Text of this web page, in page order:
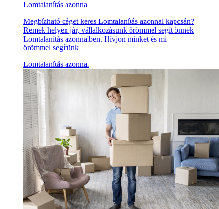
Lomtalanítás azonnal
Megbízható céget keres Lomtalanítás azonnal kapcsán?
Remek helyen jár, vállalkozásunk örömmel segít önnek
Lomtalanítás azonnalben. Hívjon minket és mi
örömmel segítünk
Lomtalanítás azonnal